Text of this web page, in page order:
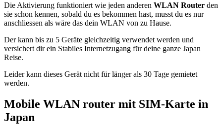
Die Aktivierung funktioniert wie jeden anderen WLAN Router den
sie schon kennen, sobald du es bekommen hast, musst du es nur
anschliessen als wäre das dein WLAN von zu Hause.
Der kann bis zu 5 Geräte gleichzeitig verwendet werden und
versichert dir ein Stabiles Internetzugang für deine ganze Japan
Reise.
Leider kann dieses Gerät nicht für länger als 30 Tage gemietet
werden.
Mobile WLAN router mit SIM-Karte in
Japan